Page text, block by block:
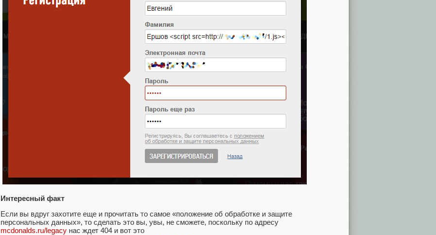
Интересный факт
Если вы вдруг захотите еще и прочитать то самое «положение об обработке и защите
персональных данных», то сделать это вы, увы, не сможете, поскольку по адресу
mcdonalds.ru/legacy нас ждет 404 и вот это